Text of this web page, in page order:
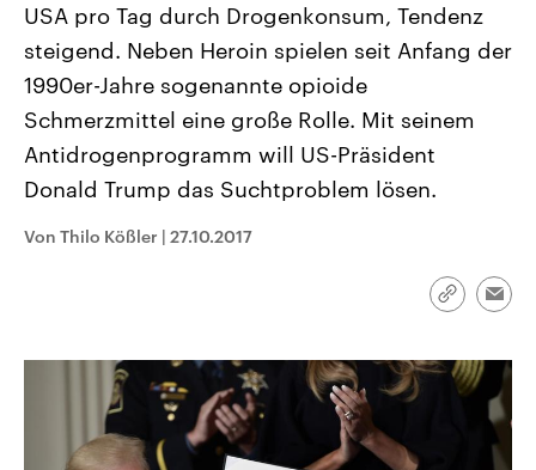
USA
Aktuelle Beiträge, Analysen und
Hintergründe
Wirtschaftlich und militärisch
gehören die Vereinigten Staaten zu
den mächtigsten Ländern der Erde,
mit großem Einfluss auf das
aktuelle Weltgeschehen.
Nahostkonflikt
Aktuelle Lage und
Der Überfall der
Terrororganisation Hamas
Oktober 2023 auf Israel
Region wieder die Gewalt
Israel möchte die Hamas
Libanon vom Iran
Sendungen Programm
USA pro Tag durch Drogenkonsum, Tendenz
steigend. Neben Heroin spielen seit Anfang der
1990er-Jahre sogenannte opioide
Schmerzmittel eine große Rolle. Mit seinem
Antidrogenprogramm will US-Präsident
Donald Trump das Suchtproblem lösen.
Von Thilo Kößler | 27.10.2017
Link